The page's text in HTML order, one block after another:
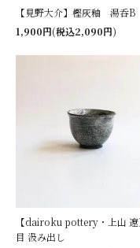
【見野大介】樫灰釉 湯呑B
1,900円(税込2,090円)
【dairoku pottery・上山
目 汲み出し